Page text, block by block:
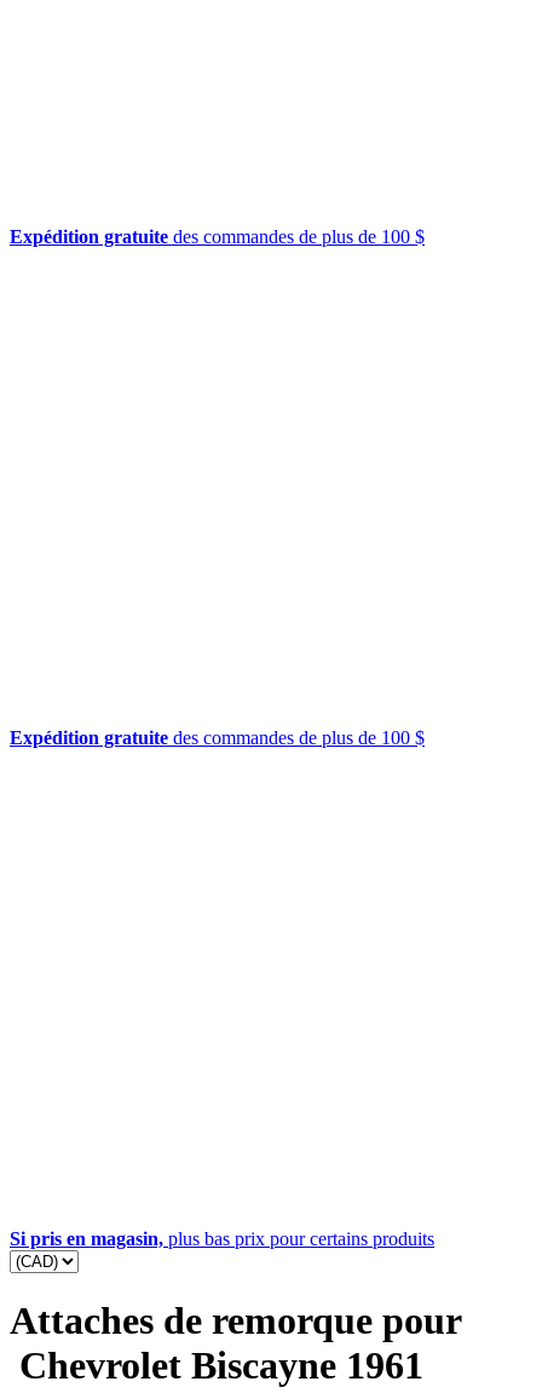
Expédition gratuite des commandes de plus de 100 $
Expédition gratuite des commandes de plus de 100 $
Si pris en magasin, plus bas prix pour certains produits
Attaches de remorque pour
Chevrolet Biscayne 1961